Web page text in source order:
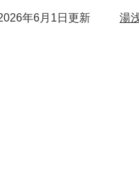
年6月1日更新 湯